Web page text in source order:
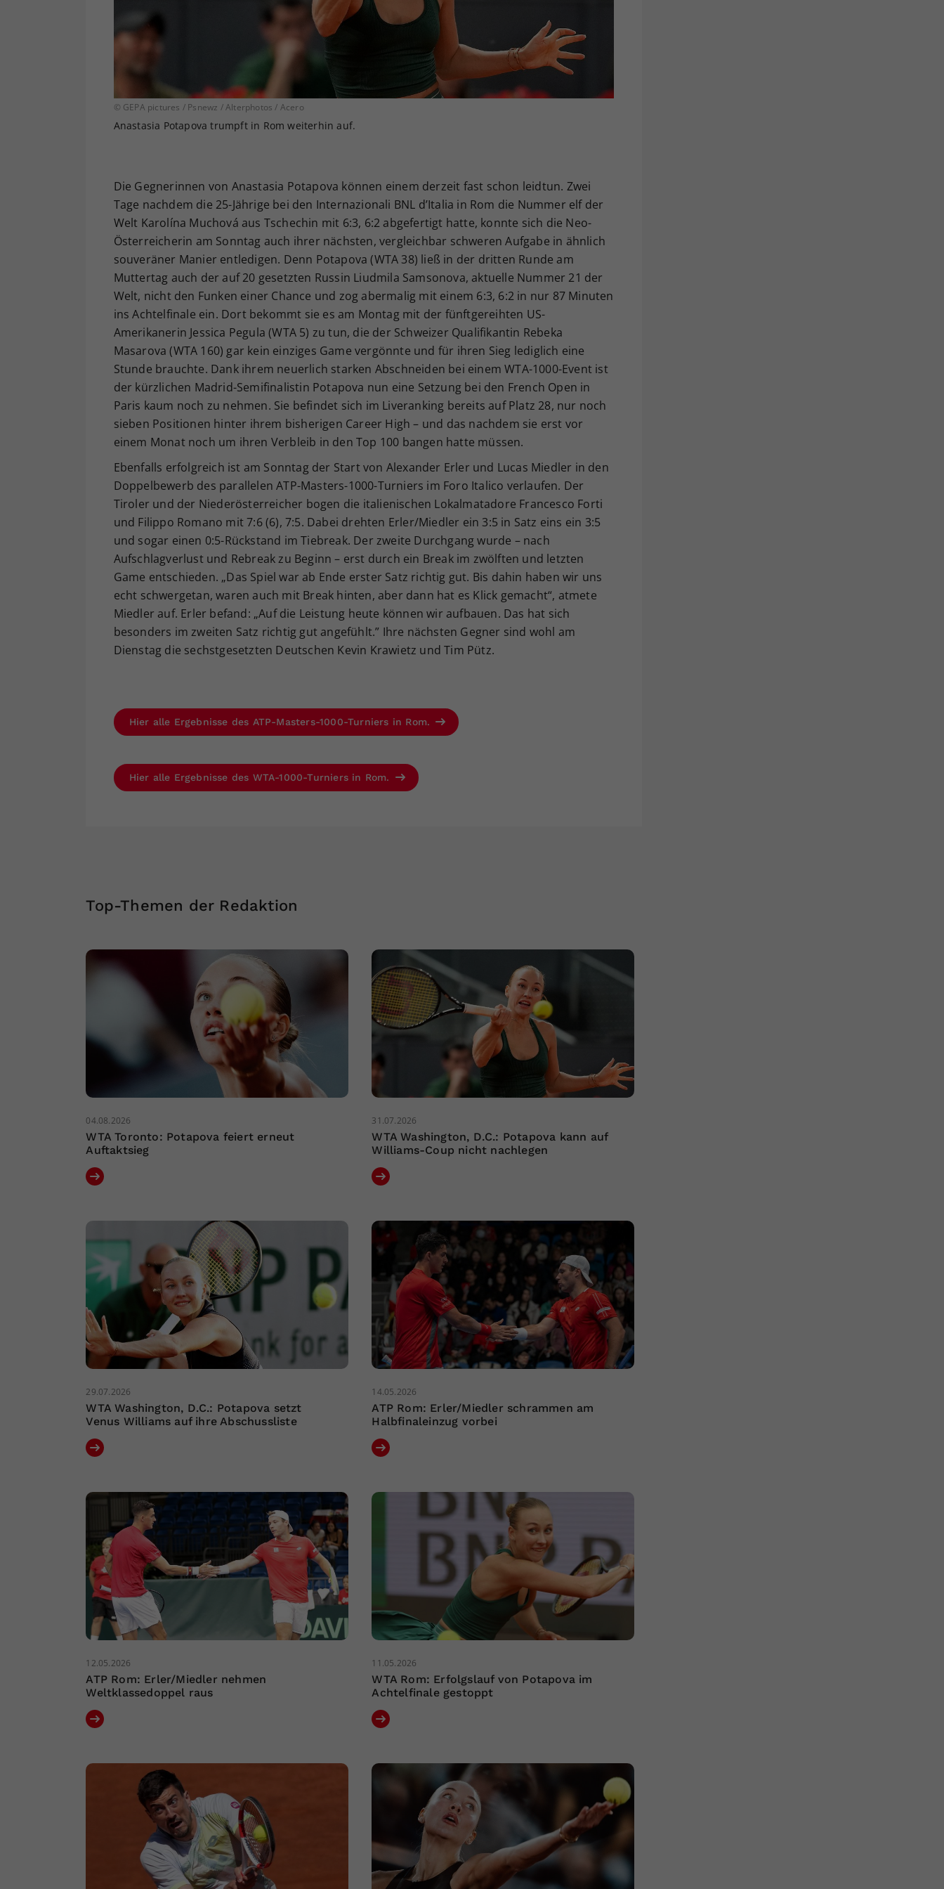
© GEPA pictures / Psnewz / Alterphotos / Acero
Anastasia Potapova trumpft in Rom weiterhin auf.
Die Gegnerinnen von Anastasia Potapova können einem derzeit fast schon leidtun. Zwei
Tage nachdem die 25-Jährige bei den Internazionali BNL d’Italia in Rom die Nummer elf der
Welt Karolína Muchová aus Tschechin mit 6:3, 6:2 abgefertigt hatte, konnte sich die Neo-
Österreicherin am Sonntag auch ihrer nächsten, vergleichbar schweren Aufgabe in ähnlich
souveräner Manier entledigen. Denn Potapova (WTA 38) ließ in der dritten Runde am
Muttertag auch der auf 20 gesetzten Russin Liudmila Samsonova, aktuelle Nummer 21 der
Welt, nicht den Funken einer Chance und zog abermalig mit einem 6:3, 6:2 in nur 87 Minuten
ins Achtelfinale ein. Dort bekommt sie es am Montag mit der fünftgereihten US-
Amerikanerin Jessica Pegula (WTA 5) zu tun, die der Schweizer Qualifikantin Rebeka
Masarova (WTA 160) gar kein einziges Game vergönnte und für ihren Sieg lediglich eine
Stunde brauchte. Dank ihrem neuerlich starken Abschneiden bei einem WTA-1000-Event ist
der kürzlichen Madrid-Semifinalistin Potapova nun eine Setzung bei den French Open in
Paris kaum noch zu nehmen. Sie befindet sich im Liveranking bereits auf Platz 28, nur noch
sieben Positionen hinter ihrem bisherigen Career High – und das nachdem sie erst vor
einem Monat noch um ihren Verbleib in den Top 100 bangen hatte müssen.
Ebenfalls erfolgreich ist am Sonntag der Start von Alexander Erler und Lucas Miedler in den
Doppelbewerb des parallelen ATP-Masters-1000-Turniers im Foro Italico verlaufen. Der
Tiroler und der Niederösterreicher bogen die italienischen Lokalmatadore Francesco Forti
und Filippo Romano mit 7:6 (6), 7:5. Dabei drehten Erler/Miedler ein 3:5 in Satz eins ein 3:5
und sogar einen 0:5-Rückstand im Tiebreak. Der zweite Durchgang wurde – nach
Aufschlagverlust und Rebreak zu Beginn – erst durch ein Break im zwölften und letzten
Game entschieden. „Das Spiel war ab Ende erster Satz richtig gut. Bis dahin haben wir uns
echt schwergetan, waren auch mit Break hinten, aber dann hat es Klick gemacht“, atmete
Miedler auf. Erler befand: „Auf die Leistung heute können wir aufbauen. Das hat sich
besonders im zweiten Satz richtig gut angefühlt.” Ihre nächsten Gegner sind wohl am
Dienstag die sechstgesetzten Deutschen Kevin Krawietz und Tim Pütz.
Hier alle Ergebnisse des ATP-Masters-1000-Turniers in Rom.
Hier alle Ergebnisse des WTA-1000-Turniers in Rom.
Top-Themen der Redaktion
04.08.2026
WTA Toronto: Potapova feiert erneut
Auftaktsieg
31.07.2026
WTA Washington, D.C.: Potapova kann auf
Williams-Coup nicht nachlegen
29.07.2026
WTA Washington, D.C.: Potapova setzt
Venus Williams auf ihre Abschussliste
14.05.2026
ATP Rom: Erler/Miedler schrammen am
Halbfinaleinzug vorbei
12.05.2026
ATP Rom: Erler/Miedler nehmen
Weltklassedoppel raus
11.05.2026
WTA Rom: Erfolgslauf von Potapova im
Achtelfinale gestoppt
Ihrer vorgenommen Einstellungen, falls der
Webseiten-Betreiber dies eingestellt hat.